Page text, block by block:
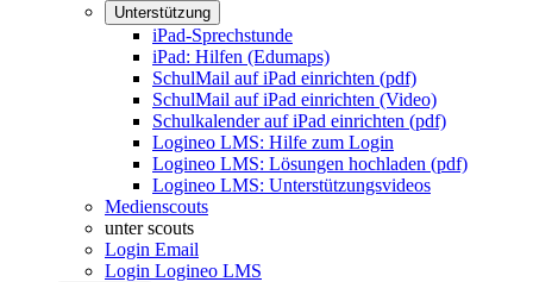
Unterstützung
iPad-Sprechstunde
iPad: Hilfen (Edumaps)
SchulMail auf iPad einrichten (pdf)
SchulMail auf iPad einrichten (Video)
Schulkalender auf iPad einrichten (pdf)
Logineo LMS: Hilfe zum Login
Logineo LMS: Lösungen hochladen (pdf)
Logineo LMS: Unterstützungsvideos
Medienscouts
unter scouts
Login Email
Login Logineo LMS